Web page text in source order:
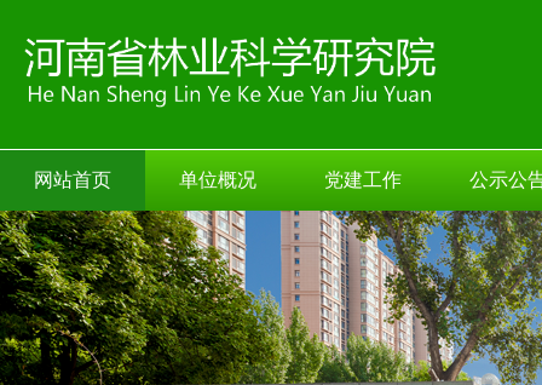
网站首页 单位概况 党建工作 公示公